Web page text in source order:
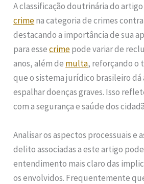
A classificação doutrinária do artigo
crimena categoria de crimes
destacando a importância de sua
para essecrimepode variar de
anos, além de multa, reforçando o
que o sistema jurídico brasileiro
espalhar doenças graves. Isso
com a segurança e saúde dos
Analisar os aspectos processuais e
delito associadas a este artigo
entendimento mais claro das
os envolvidos. Frequentemente